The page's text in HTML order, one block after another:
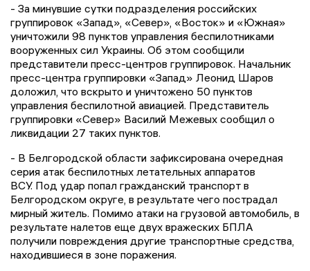
- За минувшие сутки подразделения российских
группировок «Запад», «Север», «Восток» и «Южная»
уничтожили 98 пунктов управления беспилотниками
вооруженных сил Украины. Об этом сообщили
представители пресс-центров группировок. Начальник
пресс-центра группировки «Запад» Леонид Шаров
доложил, что вскрыто и уничтожено 50 пунктов
управления беспилотной авиацией. Представитель
группировки «Север» Василий Межевых сообщил о
ликвидации 27 таких пунктов.
- В Белгородской области зафиксирована очередная
серия атак беспилотных летательных аппаратов
ВСУ. Под удар попал гражданский транспорт в
Белгородском округе, в результате чего пострадал
мирный житель. Помимо атаки на грузовой автомобиль, в
результате налетов еще двух вражеских БПЛА
получили повреждения другие транспортные средства,
находившиеся в зоне поражения.